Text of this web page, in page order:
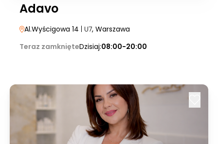
Adavo
Al.Wyścigowa 14 | U7, Warszawa
Teraz zamknięteDzisiaj:08:00-20:00